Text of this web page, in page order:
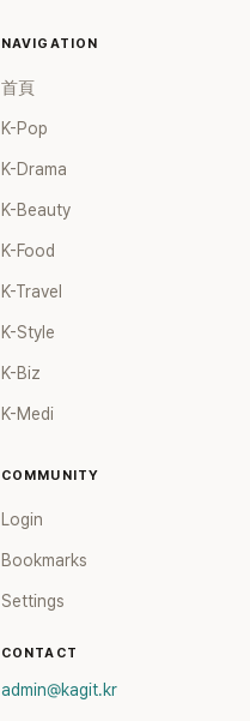
NAVIGATION
首頁
K-Pop
K-Drama
K-Beauty
K-Food
K-Travel
K-Style
K-Biz
K-Medi
COMMUNITY
Login
Bookmarks
Settings
CONTACT
admin@kagit.kr